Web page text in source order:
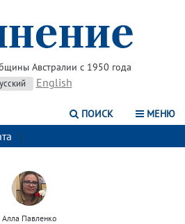
Австралии с 1950 года
English
ПОИСК МЕНЮ
|
Алла Павленко